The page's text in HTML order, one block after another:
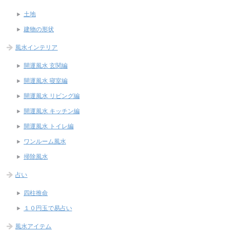
土地
建物の形状
風水インテリア
開運風水 玄関編
開運風水 寝室編
開運風水 リビング編
開運風水 キッチン編
開運風水 トイレ編
ワンルーム風水
掃除風水
占い
四柱推命
１０円玉で易占い
風水アイテム